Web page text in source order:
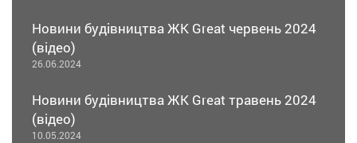
Новини будівництва ЖК Great червень 2024
(відео)
26.06.2024
Новини будівництва ЖК Great травень 2024
(відео)
10.05.2024